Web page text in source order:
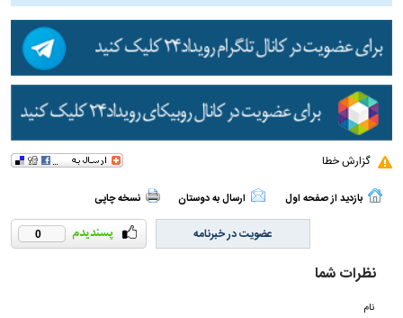
گزارش خطا
بازدید از صفحه اول ارسال به دوستان نسخه چاپی
0 عضویت در خبرنامه
نظرات شما
نام